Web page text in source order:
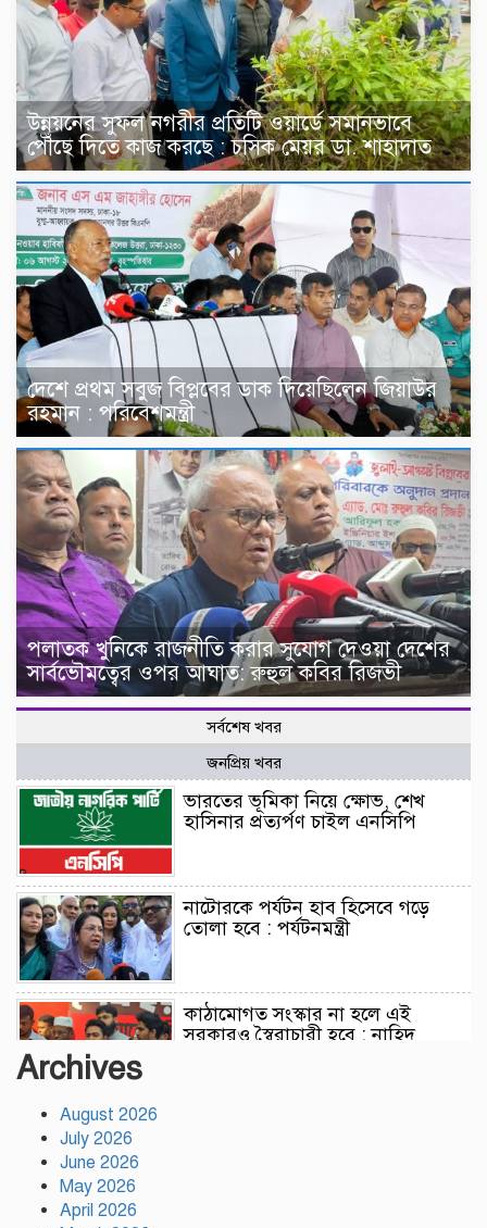
উন্নয়নের সুফল নগরীর প্রতিটি ওয়ার্ডে সমানভাবে
পৌঁছে দিতে কাজ করছে : চসিক মেয়র ডা. শাহাদাত
দেশে প্রথম সবুজ বিপ্লবের ডাক দিয়েছিলেন জিয়াউর
রহমান : পরিবেশমন্ত্রী
পলাতক খুনিকে রাজনীতি করার সুযোগ দেওয়া দেশের
সার্বভৌমত্বের ওপর আঘাত: রুহুল কবির রিজভী
সর্বশেষ খবর
জনপ্রিয় খবর
ভারতের ভূমিকা নিয়ে ক্ষোভ, শেখ
হাসিনার প্রত্যর্পণ চাইল এনসিপি
নাটোরকে পর্যটন হাব হিসেবে গড়ে
তোলা হবে : পর্যটনমন্ত্রী
কাঠামোগত সংস্কার না হলে এই
সরকারও স্বৈরাচারী হবে : নাহিদ
Archives
August 2026
July 2026
June 2026
May 2026
April 2026